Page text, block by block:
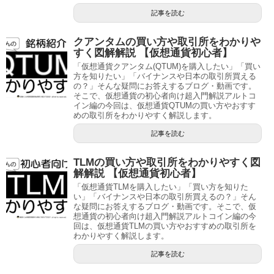
記事を読む
クアンタムの買い方や取引所をわかりや
すく図解解説 【仮想通貨初心者】
「仮想通貨クアンタム(QTUM)を購入したい」「買い
方を知りたい」「バイナンスや日本の取引所買える
の？」そんな疑問にお答えするブログ・動画です。
そこで、仮想通貨の初心者向け超入門解説アルトコ
イン編の今回は、仮想通貨QTUMの買い方やおすす
めの取引所をわかりやすく解説します。
記事を読む
TLMの買い方や取引所をわかりやすく図
解解説 【仮想通貨初心者】
「仮想通貨TLMを購入したい」「買い方を知りた
い」「バイナンスや日本の取引所買えるの？」そん
な疑問にお答えするブログ・動画です。そこで、仮
想通貨の初心者向け超入門解説アルトコイン編の今
回は、仮想通貨TLMの買い方やおすすめの取引所を
わかりやすく解説します。
記事を読む